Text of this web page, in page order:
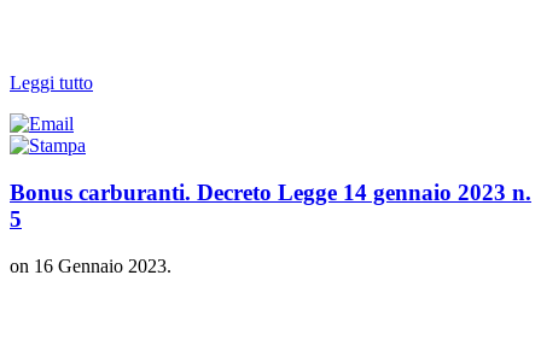
Leggi tutto
Bonus carburanti. Decreto Legge 14 gennaio 2023 n.
5
on 16 Gennaio 2023.